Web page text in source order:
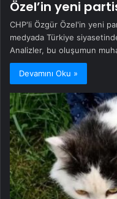
Özel’in yeni
CHP'li Özgür Özel'in yeni
medyada Türkiye
Analizler, bu oluşumun
Devamını Oku »